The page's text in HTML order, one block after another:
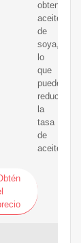
obtener
aceite
de
soya,
lo
que
puede
reducir
la
tasa
de
aceite